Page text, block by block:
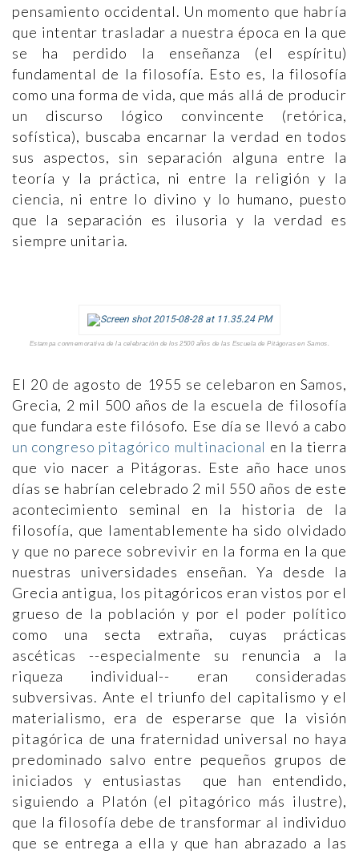
pensamiento occidental. Un momento que habría
que intentar trasladar a nuestra época en la que
se ha perdido la enseñanza (el espíritu)
fundamental de la filosofía. Esto es, la filosofía
como una forma de vida, que más allá de producir
un discurso lógico convincente (retórica,
sofística), buscaba encarnar la verdad en todos
sus aspectos, sin separación alguna entre la
teoría y la práctica, ni entre la religión y la
ciencia, ni entre lo divino y lo humano, puesto
que la separación es ilusoria y la verdad es
siempre unitaria.
Estampa conmemorativa de la celebración de los 2500 años de las Escuela de Pitágoras en Samos.
El 20 de agosto de 1955 se celebaron en Samos,
Grecia, 2 mil 500 años de la escuela de filosofía
que fundara este filósofo. Ese día se llevó a cabo
un congreso pitagórico multinacional en la tierra
que vio nacer a Pitágoras. Este año hace unos
días se habrían celebrado 2 mil 550 años de este
acontecimiento seminal en la historia de la
filosofía, que lamentablemente ha sido olvidado
y que no parece sobrevivir en la forma en la que
nuestras universidades enseñan. Ya desde la
Grecia antigua, los pitagóricos eran vistos por el
grueso de la población y por el poder político
como una secta extraña, cuyas prácticas
ascéticas --especialmente su renuncia a la
riqueza individual-- eran consideradas
subversivas. Ante el triunfo del capitalismo y el
materialismo, era de esperarse que la visión
pitagórica de una fraternidad universal no haya
predominado salvo entre pequeños grupos de
iniciados y entusiastas que han entendido,
siguiendo a Platón (el pitagórico más ilustre),
que la filosofía debe de transformar al individuo
que se entrega a ella y que han abrazado a las